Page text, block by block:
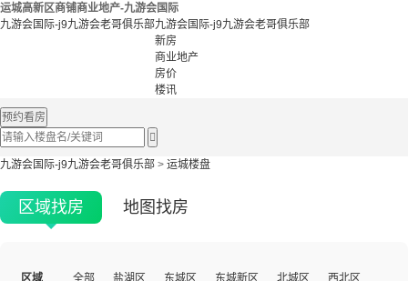
运城高新区商铺商业地产-九游会国际
九游会国际-j9九游会老哥俱乐部九游会国际-j9九游会老哥俱乐部
新房
商业地产
房价
楼讯
预约看房

九游会国际-j9九游会老哥俱乐部 > 运城楼盘
区域找房 地图找房
区域 全部 盐湖区 东城区 东城新区 北城区 西北区